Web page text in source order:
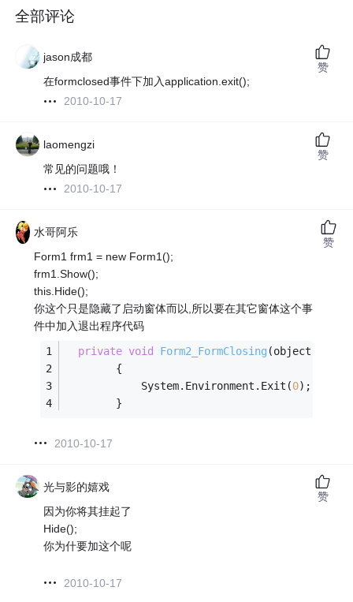
全部评论
jason成都
在formclosed事件下加入application.exit();
2010-10-17
赞
laomengzi
常见的问题哦！
2010-10-17
赞
水哥阿乐
Form1 frm1 = new Form1();
frm1.Show();
this.Hide();
你这个只是隐藏了启动窗体而以,所以要在其它窗体这个事
件中加入退出程序代码
private void Form2_FormClosing (object
        {
            System.Environment.Exit(
0);
        }
2010-10-17
赞
光与影的嬉戏
因为你将其挂起了
Hide();
你为什要加这个呢
2010-10-17
赞